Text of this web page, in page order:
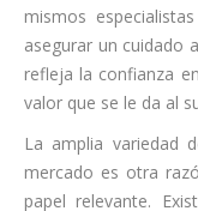
mismos
asegurar un cuidado
refleja la confianza
valor que se le da al
La amplia variedad
mercado es otra
papel relevante.